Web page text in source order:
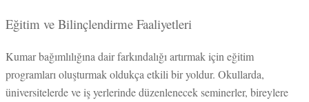
Eğitim ve Bilinçlendirme Faaliyetleri
Kumar bağımlılığına dair farkındalığı artırmak için eğitim
programları oluşturmak oldukça etkili bir yoldur. Okullarda,
üniversitelerde ve iş yerlerinde düzenlenecek seminerler, bireylere